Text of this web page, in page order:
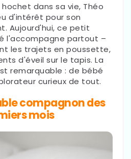
dans sa vie, Théo
d'intérêt pour son
Aujourd'hui, ce petit
l'accompagne partout –
les trajets en poussette,
d'éveil sur le tapis. La
remarquable : de bébé
curieux de tout.
compagnon des
mois